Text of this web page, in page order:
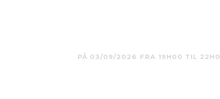
PÅ 03/09/2026 FRA 19H00 TIL